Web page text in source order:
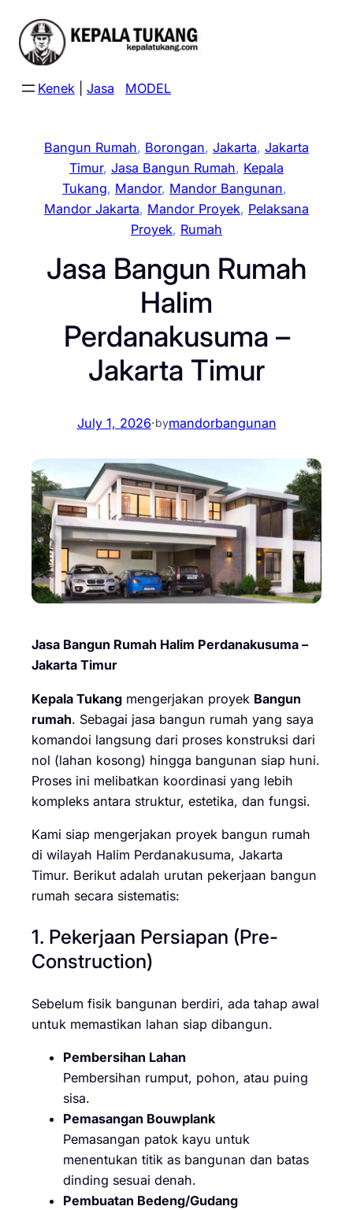
content
Kenek Jasa MODEL
Bangun Rumah, Borongan, Jakarta, Jakarta
Timur, Jasa Bangun Rumah, Kepala
Tukang, Mandor, Mandor Bangunan
Mandor Jakarta, Mandor Proyek, Pelaksana
Proyek, Rumah
Jasa Bangun Rumah
Halim
Perdanakusuma –
Jakarta Timur
July 1, 2026·bymandorbangunan
Jasa Bangun Rumah Halim Perdanakusuma –
Jakarta Timur
Kepala Tukang mengerjakan proyek Bangun
rumah. Sebagai jasa bangun rumah yang saya
komandoi langsung dari proses konstruksi dari
nol (lahan kosong) hingga bangunan siap huni.
Proses ini melibatkan koordinasi yang lebih
kompleks antara struktur, estetika, dan fungsi.
Kami siap mengerjakan proyek bangun rumah
di wilayah Halim Perdanakusuma, Jakarta
Timur. Berikut adalah urutan pekerjaan bangun
rumah secara sistematis:
1. Pekerjaan Persiapan (Pre-
Construction)
Sebelum fisik bangunan berdiri, ada tahap awal
untuk memastikan lahan siap dibangun.
Pembersihan Lahan
Pembersihan rumput, pohon, atau puing
sisa.
Pemasangan Bouwplank
Pemasangan patok kayu untuk
menentukan titik as bangunan dan batas
dinding sesuai denah.
Pembuatan Bedeng/Gudang